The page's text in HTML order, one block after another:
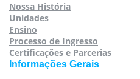
Nossa História
Unidades
Ensino
Processo de Ingresso
Certificações e Parcerias
Informações Gerais